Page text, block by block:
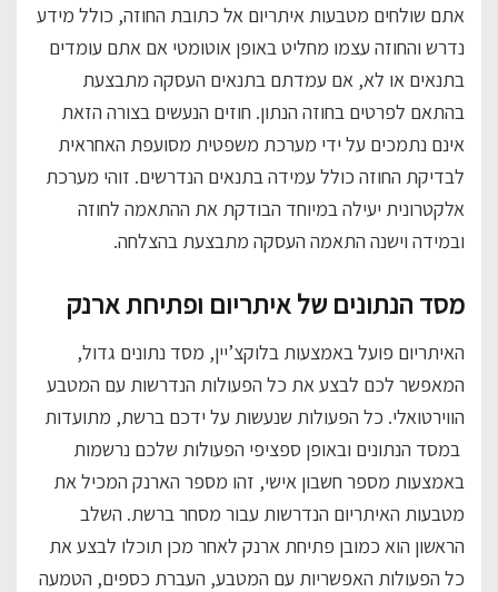
אתם שולחים מטבעות איתריום אל כתובת החוזה, כולל מידע
נדרש והחוזה עצמו מחליט באופן אוטומטי אם אתם עומדים
בתנאים או לא, אם עמדתם בתנאים העסקה מתבצעת
בהתאם לפרטים בחוזה הנתון. חוזים הנעשים בצורה הזאת
אינם נתמכים על ידי מערכת משפטית מסועפת האחראית
לבדיקת החוזה כולל עמידה בתנאים הנדרשים. זוהי מערכת
אלקטרונית יעילה במיוחד הבודקת את ההתאמה לחוזה
ובמידה וישנה התאמה העסקה מתבצעת בהצלחה.
מסד הנתונים של איתריום ופתיחת ארנק
האיתריום פועל באמצעות בלוקצ’יין, מסד נתונים גדול,
המאפשר לכם לבצע את כל הפעולות הנדרשות עם המטבע
הווירטואלי. כל הפעולות שנעשות על ידכם ברשת, מתועדות
במסד הנתונים ובאופן ספציפי הפעולות שלכם נרשמות
באמצעות מספר חשבון אישי, זהו מספר הארנק המכיל את
מטבעות האיתריום הנדרשות עבור מסחר ברשת. השלב
הראשון הוא כמובן פתיחת ארנק לאחר מכן תוכלו לבצע את
כל הפעולות האפשריות עם המטבע, העברת כספים, הטמעה